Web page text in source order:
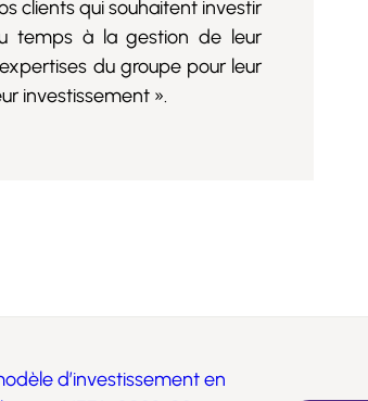
clients qui souhaitent investir
temps à la gestion de leur
du groupe pour leur
investissement ».
d’investissement en